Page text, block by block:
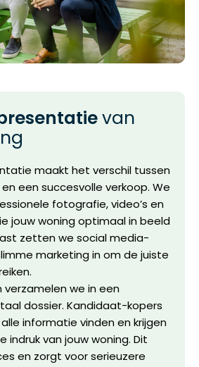
van
maakt het verschil tussen
een succesvolle verkoop. We
fotografie, video’s en
jouw woning optimaal in beeld
zetten we social media-
marketing in om de juiste
we in een
dossier. Kandidaat-kopers
informatie vinden en krijgen
indruk van jouw woning. Dit
en zorgt voor serieuzere